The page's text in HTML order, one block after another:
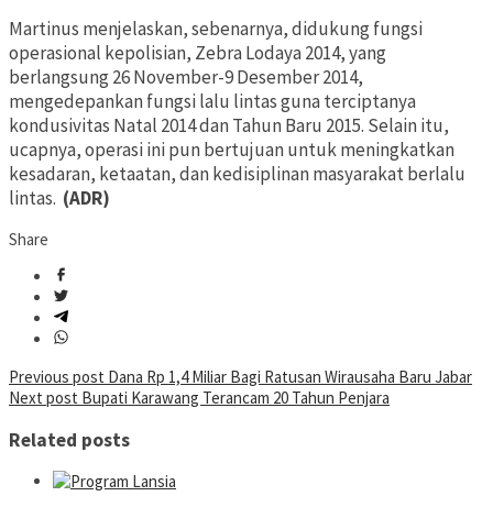
Martinus menjelaskan, sebenarnya, didukung fungsi
operasional kepolisian, Zebra Lodaya 2014, yang
berlangsung 26 November-9 Desember 2014,
mengedepankan fungsi lalu lintas guna terciptanya
kondusivitas Natal 2014 dan Tahun Baru 2015. Selain itu,
ucapnya, operasi ini pun bertujuan untuk meningkatkan
kesadaran, ketaatan, dan kedisiplinan masyarakat berlalu
lintas. (ADR)
Share
Post
navigation
Previous post Dana Rp 1,4 Miliar Bagi Ratusan Wirausaha Baru Jabar
Next post Bupati Karawang Terancam 20 Tahun Penjara
Related posts